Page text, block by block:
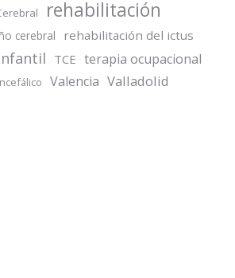
rehabilitación
cerebral rehabilitación del ictus
TCE terapia ocupacional
Valencia Valladolid